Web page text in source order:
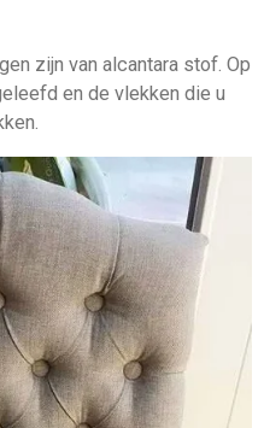
zijn van alcantara stof. Op
en de vlekken die u